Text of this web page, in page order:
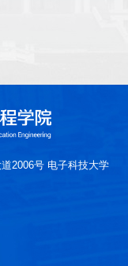
2006号 电子科技大学